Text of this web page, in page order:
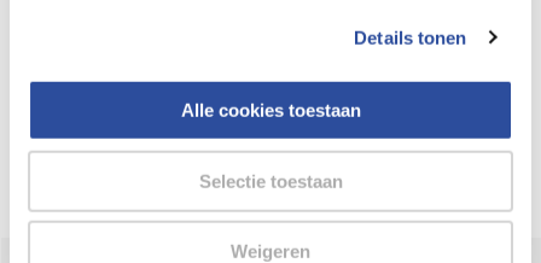
Details tonen
Alle cookies toestaan
Selectie toestaan
Weigeren
Altijd onze folder bij de hand
Check onze folders ⁠bij AlleFolders.